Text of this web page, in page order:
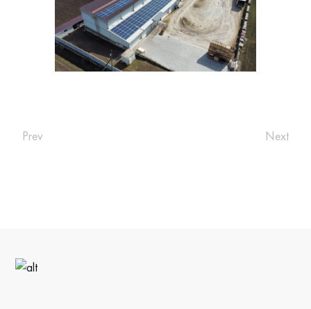
Prev Next